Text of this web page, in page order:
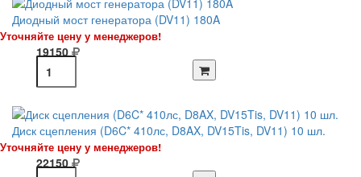
Диодный мост генератора (DV11) 180A
Уточняйте цену у менеджеров!
19150
Диск сцепления (D6C* 410лс, D8AX, DV15Tis, DV11) 10 шл.
Уточняйте цену у менеджеров!
22150